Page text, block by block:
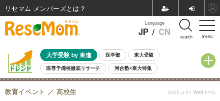
menu
Language
JP / CN search
大学受験 by 東進 医学部 東大受験
医専予備校徹底リサーチ 河合塾×東大特集
親子で考える大学選び 高校受験 中学受験 小学校受験
共通テスト 夏休み
教育イベント 高校生 2025.5.21 Wed 9:45
リセマム メンバーズ